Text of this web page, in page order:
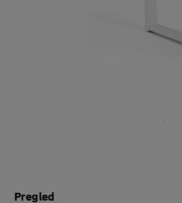
Pregled